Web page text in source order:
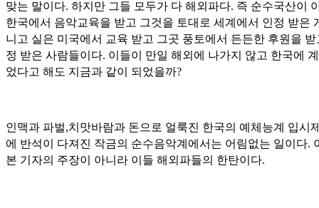
맞는 말이다. 하지만 그들 모두가 다 해외파다. 즉 순수국산이
한국에서 음악교육을 받고 그것을 토대로 세계에서 인정 받은
니고 실은 미국에서 교육 받고 그곳 풍토에서 든든한 후원을 받
정 받은 사람들이다. 이들이 만일 해외에 나가지 않고 한국에
었다고 해도 지금과 같이 되었을까?
인맥과 파벌,치맛바람과 돈으로 얼룩진 한국의 예체능계 입시
에 반석이 다져진 작금의 순수음악계에서는 어림없는 일이다.
본 기자의 주장이 아니라 이들 해외파들의 한탄이다.